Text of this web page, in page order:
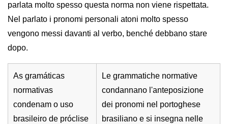
parlata molto spesso questa norma non viene rispettata.
Nel parlato i pronomi personali atoni molto spesso
vengono messi davanti al verbo, benché debbano stare
dopo.
As gramáticas
normativas
condenam o uso
brasileiro de próclise
Le grammatiche normative
condannano l'anteposizione
dei pronomi nel portoghese
brasiliano e si insegna nelle